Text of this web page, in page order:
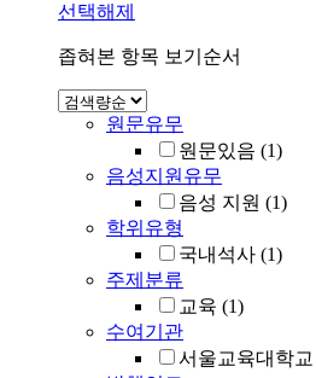
선택해제
좁혀본 항목 보기순서
원문유무
원문있음 (1)
음성지원유무
음성 지원 (1)
학위유형
국내석사 (1)
주제분류
교육 (1)
수여기관
서울교육대학교